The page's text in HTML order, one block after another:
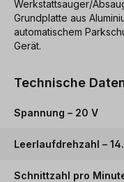
Werkstattsauger/
Grundplatte aus
automatischem
Gerät.
Technische
Spannung – 20 V
Leerlaufdrehzahl –
Schnittzahl pro